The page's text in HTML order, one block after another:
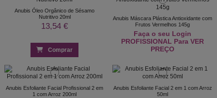
Anubis Óleo Orgânico de Sésamo
Nutritivo 20ml
13,54 €
Comprar
Anubis Máscara Plástica Antioxidante com
Frutos Vermelhos 145g
Faça o seu Login
PROFISSIONAL Para VER
PREÇO
Anubis Esfoliante Facial Profissional 2 em
1 com Arroz 200ml
Anubis Esfoliante Facial 2 em 1 com Arroz
50ml